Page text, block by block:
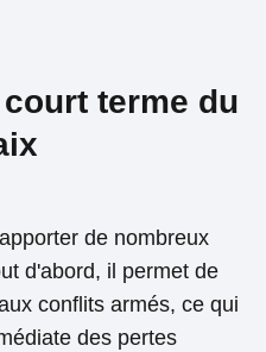
terme du
de nombreux
d'abord, il permet de
conflits armés, ce qui
des pertes